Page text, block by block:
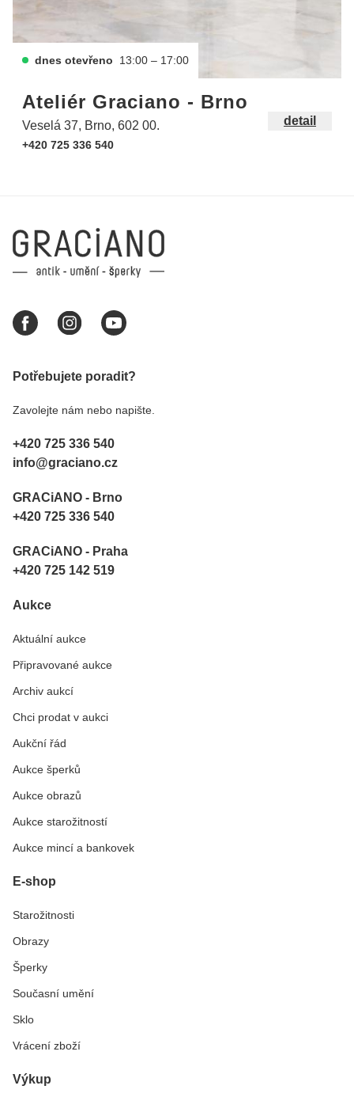
dnes otevřeno 13:00 – 17:00
Ateliér Graciano - Brno
Veselá 37, Brno, 602 00.
+420 725 336 540
detail
Potřebujete poradit?
Zavolejte nám nebo napište.
+420 725 336 540
info@graciano.cz
GRACiANO - Brno
+420 725 336 540
GRACiANO - Praha
+420 725 142 519
Aukce
Aktuální aukce
Připravované aukce
Archiv aukcí
Chci prodat v aukci
Aukční řád
Aukce šperků
Aukce obrazů
Aukce starožitností
Aukce mincí a bankovek
E-shop
Starožitnosti
Obrazy
Šperky
Současní umění
Sklo
Vrácení zboží
Výkup